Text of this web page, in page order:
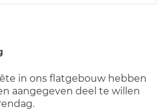
in ons flatgebouw hebben
aangegeven deel te willen